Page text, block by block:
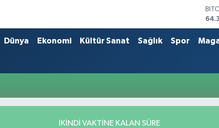
Dünya Ekonomi Kültür Sanat Sağlık Spor
İKINDI VAKTINE KALAN SÜRE